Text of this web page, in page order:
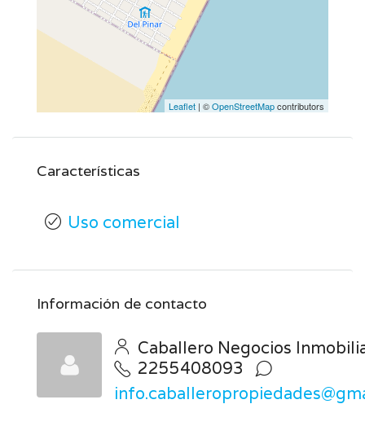
Leaflet | ©OpenStreetMapcontributors
Características
Uso comercial
Información de contacto
Caballero Negocios
2255408093